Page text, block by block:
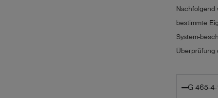
Nachfolgend
bestimmte
System-
Überprüfung
G 465-